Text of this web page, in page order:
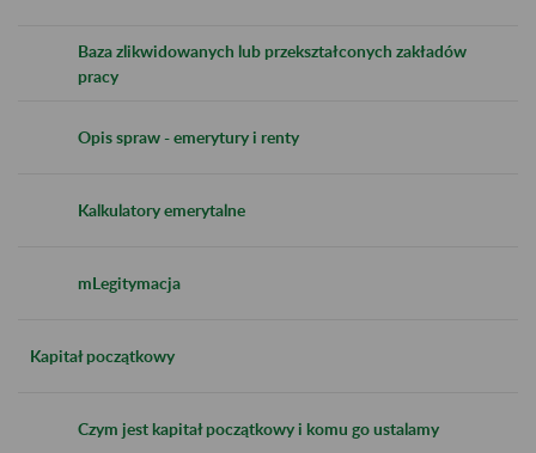
Baza zlikwidowanych lub przekształconych zakładów
pracy
Opis spraw - emerytury i renty
Kalkulatory emerytalne
mLegitymacja
Kapitał początkowy
Czym jest kapitał początkowy i komu go ustalamy